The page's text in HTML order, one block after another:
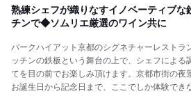
熟練シェフが織りなすイノベーティブな
チンで◆ソムリエ厳選のワイン共に
パークハイアット京都のシグネチャーレストラ
ッチンの鉄板という舞台の上で、シェフによる
てを目の前でお楽しみ頂けます。京都市街の夜
お誕生日から記念日まで、ここでしか体験でき